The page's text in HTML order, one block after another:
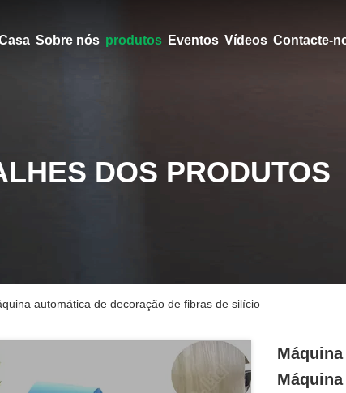
Sobre nós produtos Eventos Vídeos Contacte-
DOS PRODUTOS
automática de decoração de fibras de silício